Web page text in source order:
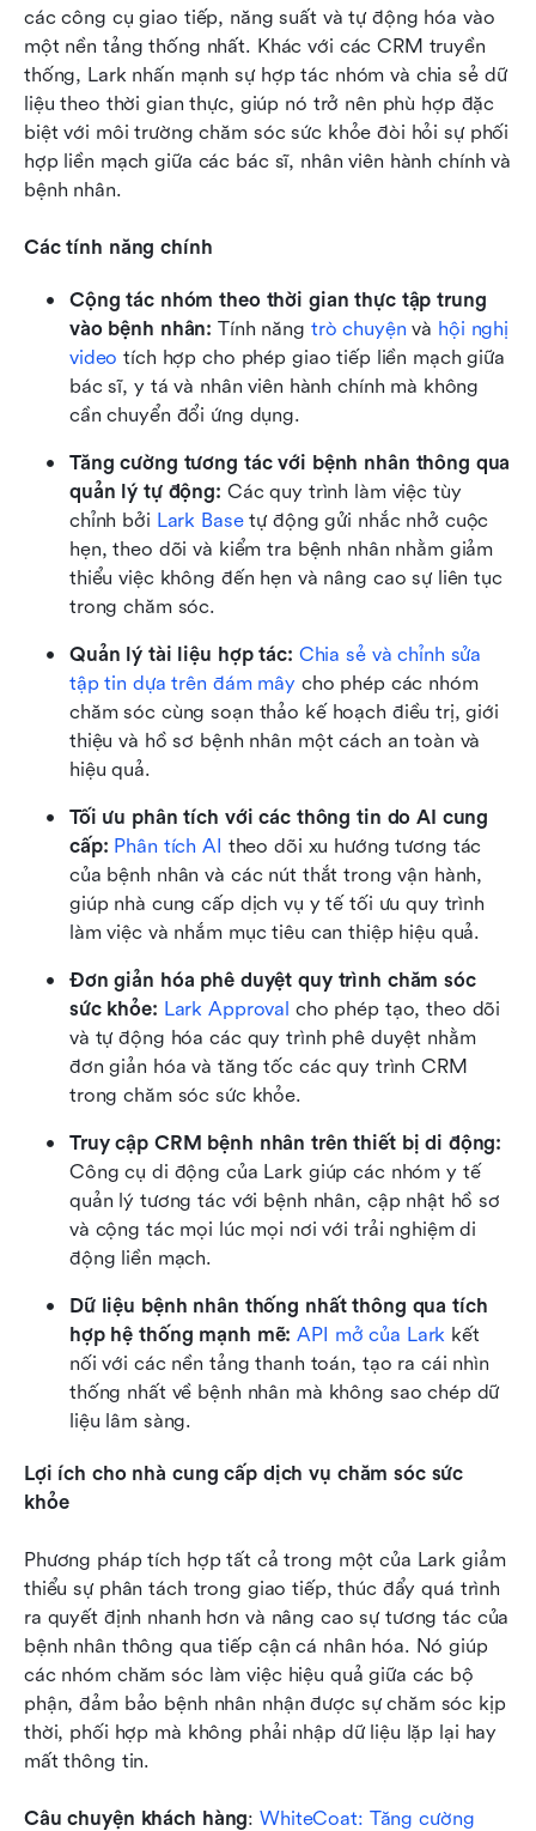
các công cụ giao tiếp, năng suất và tự động hóa vào
một nền tảng thống nhất. Khác với các CRM truyền
thống, Lark nhấn mạnh sự hợp tác nhóm và chia sẻ dữ
liệu theo thời gian thực, giúp nó trở nên phù hợp đặc
biệt với môi trường chăm sóc sức khỏe đòi hỏi sự phối
hợp liền mạch giữa các bác sĩ, nhân viên hành chính và
bệnh nhân.
Các tính năng chính
Cộng tác nhóm theo thời gian thực tập trung
vào bệnh nhân: Tính năng trò chuyện và hội nghị
video tích hợp cho phép giao tiếp liền mạch giữa
bác sĩ, y tá và nhân viên hành chính mà không
cần chuyển đổi ứng dụng.
Tăng cường tương tác với bệnh nhân thông qua
quản lý tự động: Các quy trình làm việc tùy
chỉnh bởi Lark Base tự động gửi nhắc nhở cuộc
hẹn, theo dõi và kiểm tra bệnh nhân nhằm giảm
thiểu việc không đến hẹn và nâng cao sự liên tục
trong chăm sóc.
Quản lý tài liệu hợp tác: Chia sẻ và chỉnh sửa
tập tin dựa trên đám mây cho phép các nhóm
chăm sóc cùng soạn thảo kế hoạch điều trị, giới
thiệu và hồ sơ bệnh nhân một cách an toàn và
hiệu quả.
Tối ưu phân tích với các thông tin do AI cung
cấp: Phân tích AI theo dõi xu hướng tương tác
của bệnh nhân và các nút thắt trong vận hành,
giúp nhà cung cấp dịch vụ y tế tối ưu quy trình
làm việc và nhắm mục tiêu can thiệp hiệu quả.
Đơn giản hóa phê duyệt quy trình chăm sóc
sức khỏe: Lark Approval cho phép tạo, theo dõi
và tự động hóa các quy trình phê duyệt nhằm
đơn giản hóa và tăng tốc các quy trình CRM
trong chăm sóc sức khỏe.
Truy cập CRM bệnh nhân trên thiết bị di động:
Công cụ di động của Lark giúp các nhóm y tế
quản lý tương tác với bệnh nhân, cập nhật hồ sơ
và cộng tác mọi lúc mọi nơi với trải nghiệm di
động liền mạch.
Dữ liệu bệnh nhân thống nhất thông qua tích
hợp hệ thống mạnh mẽ: API mở của Lark kết
nối với các nền tảng thanh toán, tạo ra cái nhìn
thống nhất về bệnh nhân mà không sao chép dữ
liệu lâm sàng.
Lợi ích cho nhà cung cấp dịch vụ chăm sóc sức
khỏe
Phương pháp tích hợp tất cả trong một của Lark giảm
thiểu sự phân tách trong giao tiếp, thúc đẩy quá trình
ra quyết định nhanh hơn và nâng cao sự tương tác của
bệnh nhân thông qua tiếp cận cá nhân hóa. Nó giúp
các nhóm chăm sóc làm việc hiệu quả giữa các bộ
phận, đảm bảo bệnh nhân nhận được sự chăm sóc kịp
thời, phối hợp mà không phải nhập dữ liệu lặp lại hay
mất thông tin.
Câu chuyện khách hàng: WhiteCoat: Tăng cường